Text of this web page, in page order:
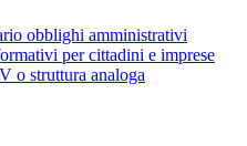
obblighi amministrativi
per cittadini e imprese
o struttura analoga